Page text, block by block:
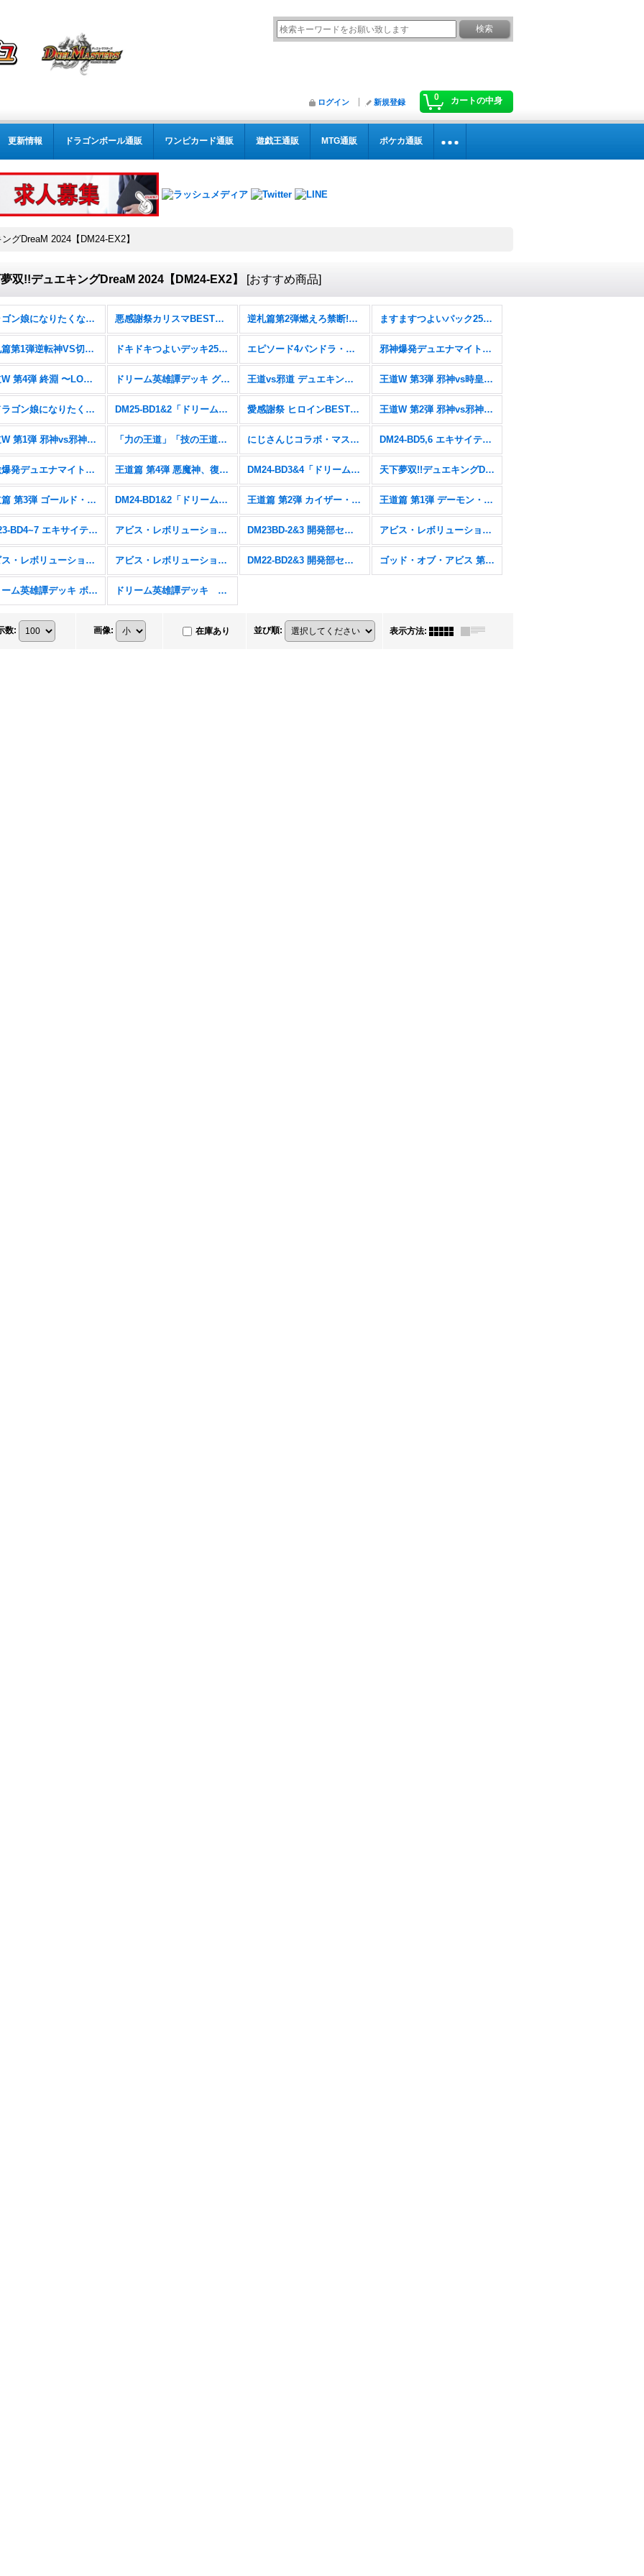
0 カートの中身
ログイン 新規登録
更新情報 ドラゴンボール通販 ワンピカード通販 遊戯王通販 MTG通販 ポケカ通販
グDreaM 2024【DM24-EX2】
双!!デュエキングDreaM 2024【DM24-EX2】 [おすすめ商品]
ドラゴン娘になりたくないっ！ 文化祭だョ！全員集合!!ドラ娘100％パック【DM26-EX3】 悪感謝祭カリスマBEST【DM26-EX2】 逆札篇第2弾燃えろ禁断!逆転のドギラゴン革命!!【DM26-RP2】 ますますつよいパック25の援軍【DM26-EX1】
逆札篇第1弾逆転神VS切札竜【DM26-RP1】 ドキドキつよいデッキ25の王道【DM26-SD1】 エピソード4パンドラ・ウォーズ【DM25-EX4】 邪神爆発デュエナマイトパック「王道W」【DM25-EX3】
王道W 第4弾 終淵 〜LOVE＆ABYSS〜【DM25-RP4】 ドリーム英雄譚デッキ グレンモルトの書【DM25-BD3】 王道vs邪道 デュエキングWDreaM 2025【DM25-EX2】 王道W 第3弾 邪神vs時皇 〜ビヨンド・ザ・タイム〜【DM25-RP3】
「ドラゴン娘になりたくないっ!」はじけろスポーツ！青春☆ワールドカップ!!【DM25-SP2】 DM25-BD1&2「ドリーム英雄譚デッキ ボルシャックの書&アルカディアスの書」 愛感謝祭 ヒロインBEST【DM25-EX1】 王道W 第2弾 邪神vs邪神II 〜ジャシン・イン・ザ・シェル〜【DM25-RP2】
王道W 第1弾 邪神vs邪神 〜ソウル・オブ・ジ・アビス〜【DM25-RP1】 「力の王道」「技の王道」「Jack-Pot-Live!! in 桜龍高校」【DM25-SD1&2&SP1】 にじさんじコラボ・マスターズ「異次元の超獣使い」【DM24-EX4】 DM24-BD5,6 エキサイティング・デュエパ・デッキ「アセビと異世界フェアリーたち」&「ツラトゥストラは水晶と語らう」
刺激爆発デュエナマイトパック【DM24-EX3】 王道篇 第4弾 悪魔神、復活【DM24-RP4】 DM24-BD3&4「ドリーム英雄譚デッキ モモキングの書&ナイトメア黙示録デッキ バロムの章」 天下夢双!!デュエキングDreaM 2024【DM24-EX2】
王道篇 第3弾 ゴールド・オブ・ハイパーエンジェル【DM24-RP3】 DM24-BD1&2「ドリーム英雄譚デッキ ドギラゴンの書&ジョニーの書」 王道篇 第2弾 カイザー・オブ・ハイパードラゴン【DM24-RP2】 王道篇 第1弾 デーモン・オブ・ハイパームーン【DM24-RP1】
DM23-BD4~7 エキサイティング・デュエパ・デッキ アビス・レボリューション 第4弾 竜皇神爆輝【DM23-RP4】 DM23BD-2&3 開発部セレクションデッキ「火闇邪王門」& 「水闇自然ハンデス」 アビス・レボリューション 第3弾 魔覇革命【DM23-RP3】
アビス・レボリューション 第2弾 忍邪乱武【DM23-RP2】 アビス・レボリューション 第1弾 双竜戦記【DM23-RP1】 DM22-BD2&3 開発部セレクションデッキ「光水火鬼羅.Star」& 「7軸ガチロボ」 ゴッド・オブ・アビス 第2弾 轟炎の竜皇【DM22-RP2】
ドリーム英雄譚デッキ ボルシャックの書【DM25-BD1】 ドリーム英雄譚デッキ アルカディアスの書【DM25-BD2】
数: 画像: 在庫あり 並び順: 表示方法: